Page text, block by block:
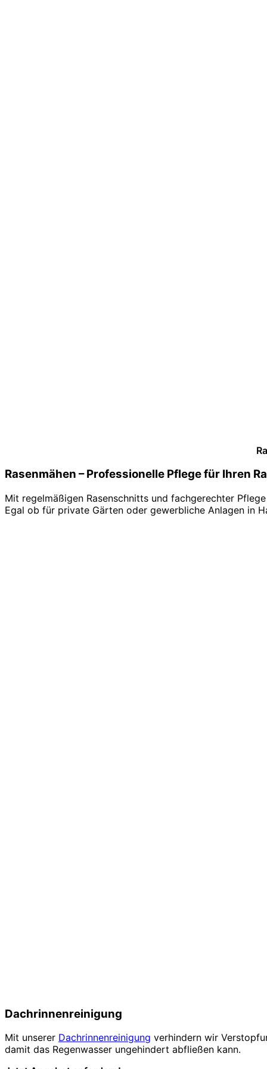
Rasenmähen – Professionelle Pflege für Ihren
Mit regelmäßigen Rasenschnitts und fachgerechter
Egal ob für private Gärten oder gewerbliche Anlagen in
Dachrinnenreinigung
Mit unserer Dachrinnenreinigung verhindern wir
damit das Regenwasser ungehindert abfließen kann.